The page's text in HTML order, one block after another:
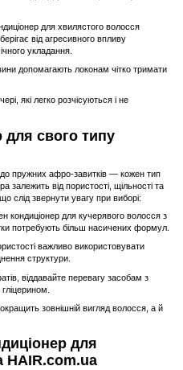
для хвилястого волосся
від агресивного впливу
укладання.
допомагають локонам чітко тримати
які легко розчісуються і не
для свого типу
до пружних афро-завитків — кожен тип
залежить від пористості, щільності та
слід звернути увагу при виборі:
кондиціонер для кучерявого волосся з
потребують більш насичених формул.
важливо використовувати
структури.
віддавайте перевагу засобам з
зовнішній вигляд волосся, а й
для
HAIR.com.ua